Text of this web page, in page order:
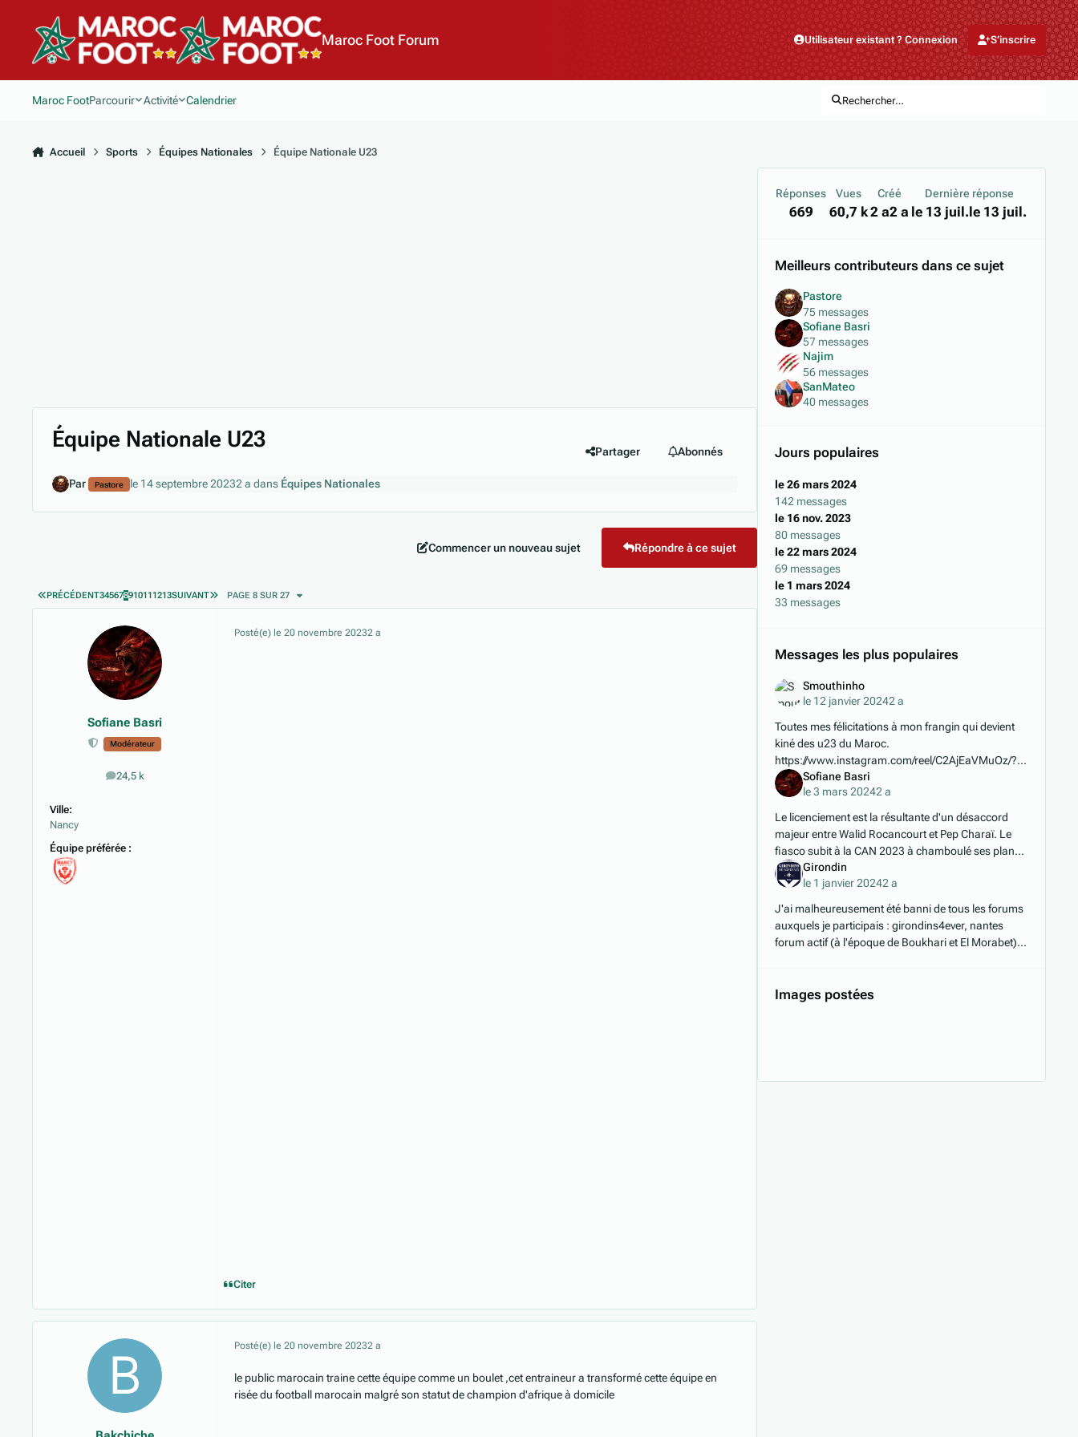
Maroc Foot Forum Utilisateur existant ? Connexion S’inscrire
Maroc FootParcourir Activité Calendrier Rechercher…
Accueil Sports Équipes Nationales Équipe Nationale U23
Équipe Nationale U23 Partager Abonnés
Par Pastore le 14 septembre 20232 a dans Équipes Nationales
Commencer un nouveau sujet Répondre à ce sujet
PREMIÈRE PAGE
PRÉCÉDENT345678910111213SUIVANT DERNIÈRE PAGE
PAGE 8 SUR 27
Sofiane Basri
Modérateur
24,5 k
messages
Ville:
Nancy
Équipe préférée :
Posté(e) le 20 novembre 20232 a
Citer
Posté(e) le 20 novembre 20232 a
le public marocain traine cette équipe comme un boulet ,cet entraineur a transformé cette équipe en
risée du football marocain malgré son statut de champion d'afrique à domicile
Réponses
669
Vues
60,7 k
Créé
2 a2 a
Dernière réponse
le 13 juil.le 13 juil.
Meilleurs contributeurs dans ce sujet
Pastore
75 messages
Sofiane Basri
57 messages
Najim
56 messages
SanMateo
40 messages
Jours populaires
le 26 mars 2024
142 messages
le 16 nov. 2023
80 messages
le 22 mars 2024
69 messages
le 1 mars 2024
33 messages
Messages les plus populaires
Smouthinho
le 12 janvier 20242 a
Toutes mes félicitations à mon frangin qui devient
kiné des u23 du Maroc.
https://www.instagram.com/reel/C2AjEaVMuOz/?
igsh=emtjZDM5Z3Y5bmlk
Sofiane Basri
le 3 mars 20242 a
Le licenciement est la résultante d'un désaccord
majeur entre Walid Rocancourt et Pep Charaï. Le
fiasco subit à la CAN 2023 à chamboulé ses plans.
Il est sous pression et souhaite entamer un nouv
Girondin
le 1 janvier 20242 a
J'ai malheureusement été banni de tous les forums
auxquels je participais : girondins4ever, nantes
forum actif (à l'époque de Boukhari et El Morabet),
Images postées